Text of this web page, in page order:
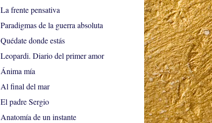
La frente pensativa
Paradigmas de la guerra absoluta
Quédate donde estás
Leopardi. Diario del primer amor
Ánima mía
Al final del mar
El padre Sergio
Anatomía de un instante